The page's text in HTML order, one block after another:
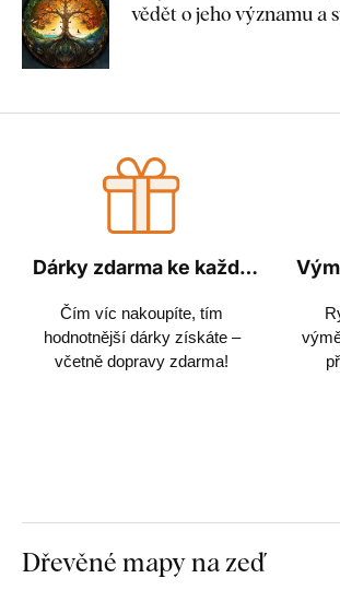
vědět o jeho významu a
Dárky zdarma ke každé
Čím víc nakoupíte, tím
hodnotnější dárky získáte –
včetně dopravy zdarma!
Dřevěné mapy na zeď